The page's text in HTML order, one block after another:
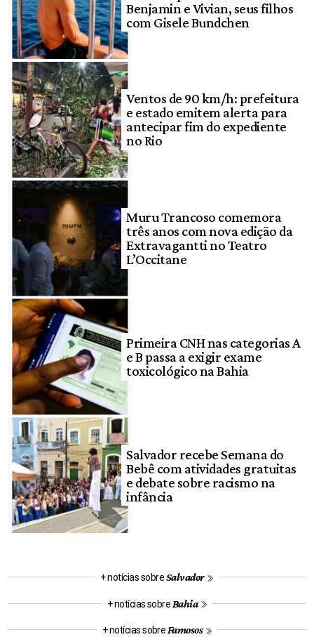
Benjamin e Vivian, seus filhos
com Gisele Bundchen
Ventos de 90 km/h: prefeitura
e estado emitem alerta para
antecipar fim do expediente
no Rio
Muru Trancoso comemora
três anos com nova edição da
Extravagantti no Teatro
L’Occitane
Primeira CNH nas categorias A
e B passa a exigir exame
toxicológico na Bahia
Salvador recebe Semana do
Bebê com atividades gratuitas
e debate sobre racismo na
infância
+ notícias sobreSalvador
+ notícias sobre Bahia
+ notícias sobre Famosos